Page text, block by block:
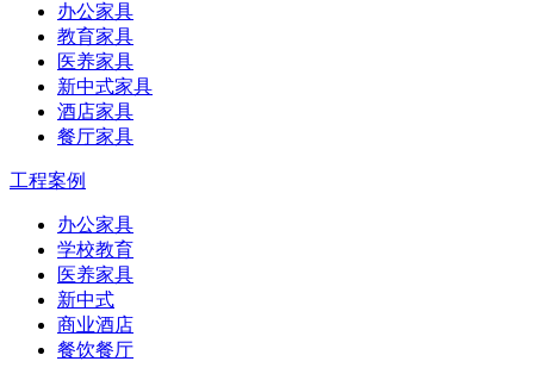
办公家具
教育家具
医养家具
新中式家具
酒店家具
餐厅家具
工程案例
办公家具
学校教育
医养家具
新中式
商业酒店
餐饮餐厅